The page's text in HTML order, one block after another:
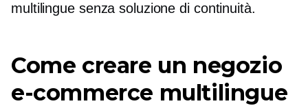
multilingue senza soluzione di continuità.
Come creare un negozio
e-commerce multilingue